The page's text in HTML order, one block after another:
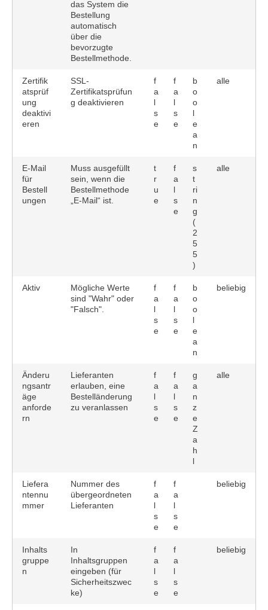
das System die
Bestellung
automatisch
über die
bevorzugte
Bestellmethode.
Zertifik
atsprüf
ung
deaktivi
eren
SSL-
Zertifikatsprüfun
g deaktivieren
f
a
l
s
e
f
a
l
s
e
b
o
o
l
e
a
n
alle
E-Mail
für
Bestell
ungen
Muss ausgefüllt
sein, wenn die
Bestellmethode
„E-Mail“ ist.
t
r
u
e
f
a
l
s
e
s
t
ri
n
g
(
2
5
5
)
alle
Aktiv
Mögliche Werte
sind "Wahr" oder
"Falsch".
f
a
l
s
e
f
a
l
s
e
b
o
o
l
e
a
n
beliebig
Änderu
ngsantr
äge
anforde
rn
Lieferanten
erlauben, eine
Bestelländerung
zu veranlassen
f
a
l
s
e
f
a
l
s
e
g
a
n
z
e
Z
a
h
l
alle
Liefera
ntennu
mmer
Nummer des
übergeordneten
Lieferanten
f
a
l
s
e
f
a
l
s
e
beliebig
Inhalts
gruppe
n
In
Inhaltsgruppen
eingeben (für
Sicherheitszwec
ke)
f
a
l
s
e
f
a
l
s
e
beliebig